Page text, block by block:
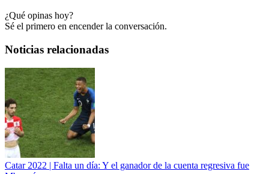
¿Qué opinas hoy?
Sé el primero en encender la conversación.
Noticias relacionadas
Catar 2022 | Falta un día: Y el ganador de la cuenta regresiva fue